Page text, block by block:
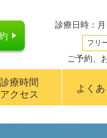
診療日時：
フリ
ご予約、
診療時間
アクセス
よく